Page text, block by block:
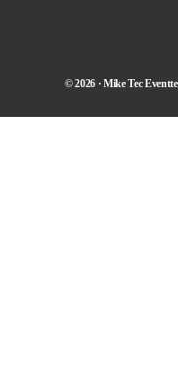
© 2026 · Mike Tec